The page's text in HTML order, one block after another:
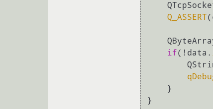
Q_ASSERT
if(!data.